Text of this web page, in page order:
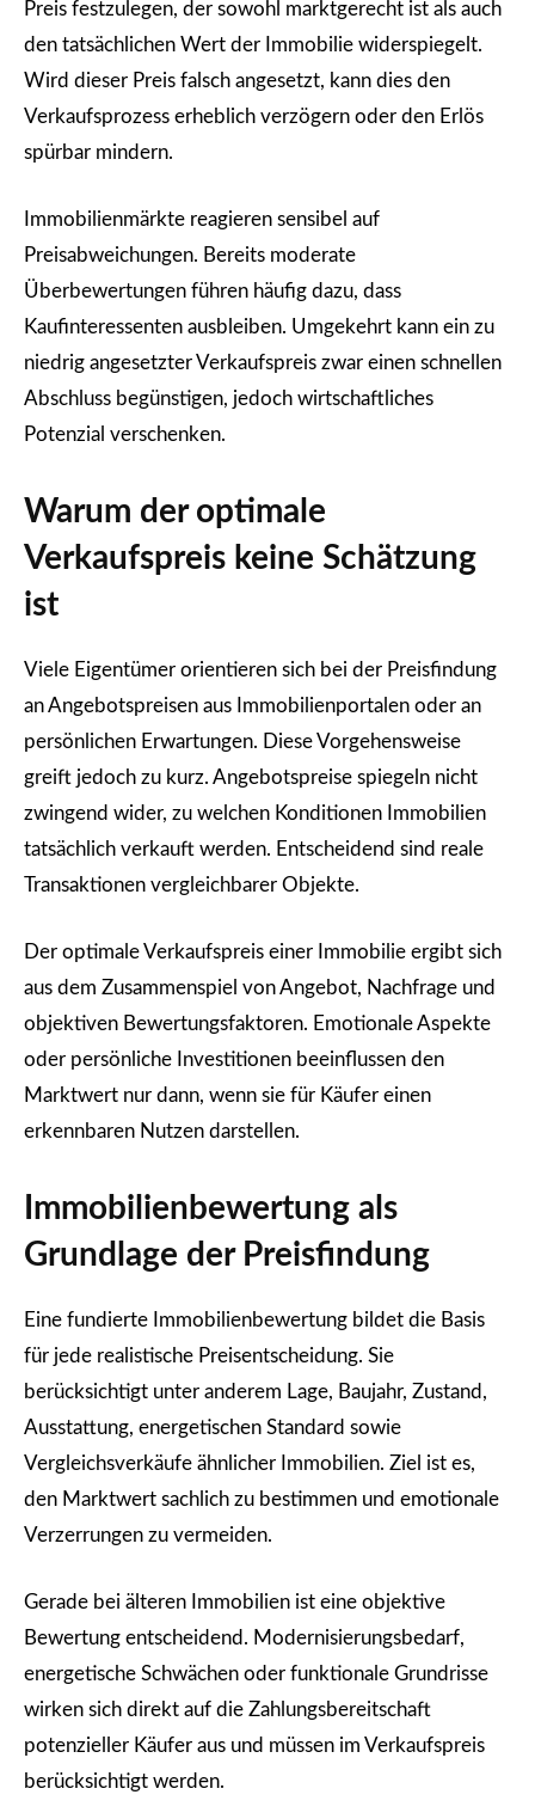
Preis festzulegen, der sowohl marktgerecht ist als auch
den tatsächlichen Wert der Immobilie widerspiegelt.
Wird dieser Preis falsch angesetzt, kann dies den
Verkaufsprozess erheblich verzögern oder den Erlös
spürbar mindern.
Immobilienmärkte reagieren sensibel auf
Preisabweichungen. Bereits moderate
Überbewertungen führen häufig dazu, dass
Kaufinteressenten ausbleiben. Umgekehrt kann ein zu
niedrig angesetzter Verkaufspreis zwar einen schnellen
Abschluss begünstigen, jedoch wirtschaftliches
Potenzial verschenken.
Warum der optimale
Verkaufspreis keine Schätzung
ist
Viele Eigentümer orientieren sich bei der Preisfindung
an Angebotspreisen aus Immobilienportalen oder an
persönlichen Erwartungen. Diese Vorgehensweise
greift jedoch zu kurz. Angebotspreise spiegeln nicht
zwingend wider, zu welchen Konditionen Immobilien
tatsächlich verkauft werden. Entscheidend sind reale
Transaktionen vergleichbarer Objekte.
Der optimale Verkaufspreis einer Immobilie ergibt sich
aus dem Zusammenspiel von Angebot, Nachfrage und
objektiven Bewertungsfaktoren. Emotionale Aspekte
oder persönliche Investitionen beeinflussen den
Marktwert nur dann, wenn sie für Käufer einen
erkennbaren Nutzen darstellen.
Immobilienbewertung als
Grundlage der Preisfindung
Eine fundierte Immobilienbewertung bildet die Basis
für jede realistische Preisentscheidung. Sie
berücksichtigt unter anderem Lage, Baujahr, Zustand,
Ausstattung, energetischen Standard sowie
Vergleichsverkäufe ähnlicher Immobilien. Ziel ist es,
den Marktwert sachlich zu bestimmen und emotionale
Verzerrungen zu vermeiden.
Gerade bei älteren Immobilien ist eine objektive
Bewertung entscheidend. Modernisierungsbedarf,
energetische Schwächen oder funktionale Grundrisse
wirken sich direkt auf die Zahlungsbereitschaft
potenzieller Käufer aus und müssen im Verkaufspreis
berücksichtigt werden.